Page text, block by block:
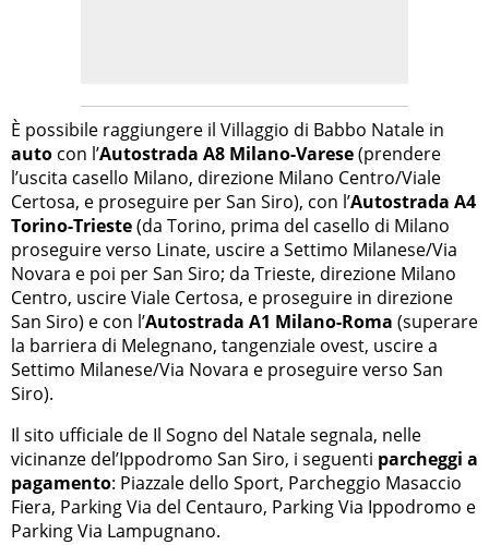
È possibile raggiungere il Villaggio di Babbo Natale in
auto con l’Autostrada A8 Milano-Varese(prendere
l’uscita casello Milano, direzione Milano Centro/Viale
Certosa, e proseguire per San Siro), con l’Autostrada A4
Torino-Trieste(da Torino, prima del casello di Milano
proseguire verso Linate, uscire a Settimo Milanese/Via
Novara e poi per San Siro; da Trieste, direzione Milano
Centro, uscire Viale Certosa, e proseguire in direzione
San Siro) e con l’Autostrada A1 Milano-Roma (superare
la barriera di Melegnano, tangenziale ovest, uscire a
Settimo Milanese/Via Novara e proseguire verso San
Siro).
Il sito ufficiale de Il Sogno del Natale segnala, nelle
vicinanze del’Ippodromo San Siro, i seguenti parcheggi a
pagamento: Piazzale dello Sport, Parcheggio Masaccio
Fiera, Parking Via del Centauro, Parking Via Ippodromo e
Parking Via Lampugnano.